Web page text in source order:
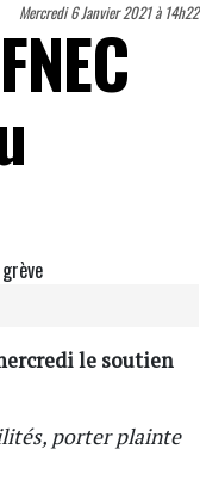
Mercredi 6 Janvier 2021 à 14h22
le soutien
porter plainte